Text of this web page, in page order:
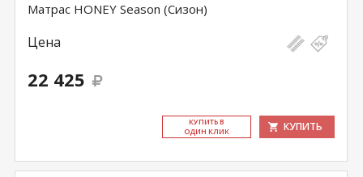
Матрас HONEY Season (Сизон)
Цена
22 425
КУ­ПИТЬ В
ОДИН КЛИК
КУПИТЬ